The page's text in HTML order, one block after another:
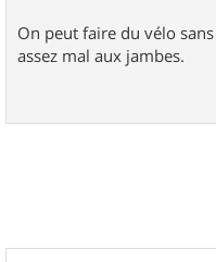
On peut faire du vélo
assez mal aux jambes.